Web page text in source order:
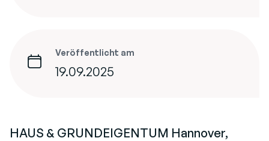
Veröffentlicht am
19.09.2025
HAUS & GRUNDEIGENTUM Hannover,